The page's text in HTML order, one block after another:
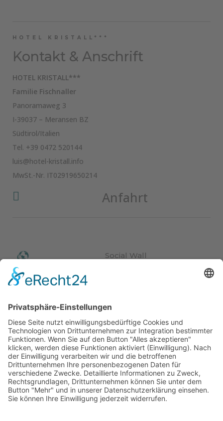
HOTEL KRISTALL***
Kontakt & Anschrift
HOTEL KRISTALL***
Familie Fischnaller
Panoramaweg 3
I-39037 – Meransen BZ
Südtirol/Italien
Tel. +39 0472 520144
luis@hotel-kristall.info
MwSt.-Nr. IT02919650214
 Anfahrt
Social Wall
Video
News
Veranstaltungen
Wetter